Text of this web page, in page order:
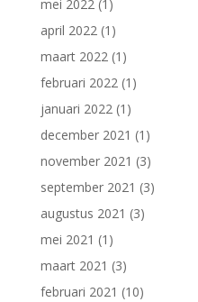
mei 2022 (1)
april 2022 (1)
maart 2022 (1)
februari 2022 (1)
januari 2022 (1)
december 2021 (1)
november 2021 (3)
september 2021 (3)
augustus 2021 (3)
mei 2021 (1)
maart 2021 (3)
februari 2021 (10)